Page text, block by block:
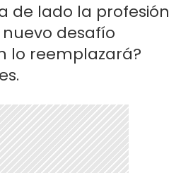
de lado la profesión
desafío
lo reemplazará?